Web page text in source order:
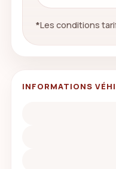
*Les conditions
INFORMATIONS